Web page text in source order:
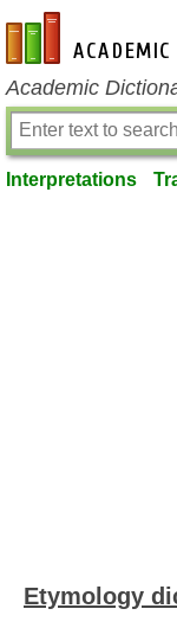
en-academic.com
Academic
Interpretations
Etymology